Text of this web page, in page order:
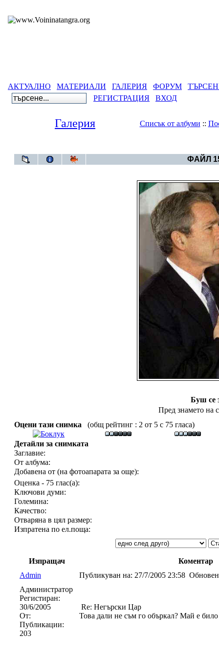
АКТУАЛНО МАТЕРИАЛИ ГАЛЕРИЯ ФОРУМ
РЕГИСТРАЦИЯ
ВХОД
Галерия Списък от албуми ::
ФАЙЛ
Буш се
Пред знамето на
Оцени тази снимка
(общ рейтинг : 2 от 5 с 75 гласа)
Детайли за снимката
Заглавие:
От албума:
Добавена от (на фотоапарата за още):
Оценка - 75 глас(а):
Ключови думи:
Големина:
Качество:
Отваряна в цял размер:
Изпратена по ел.поща:
Изпращач
Коментар
Admin
Публикуван на: 27/7/2005 23:58
Администратор
Регистиран:
30/6/2005
От:
Публикации:
203
Re: Негърски Цар
Това дали не съм го объркал? Май е